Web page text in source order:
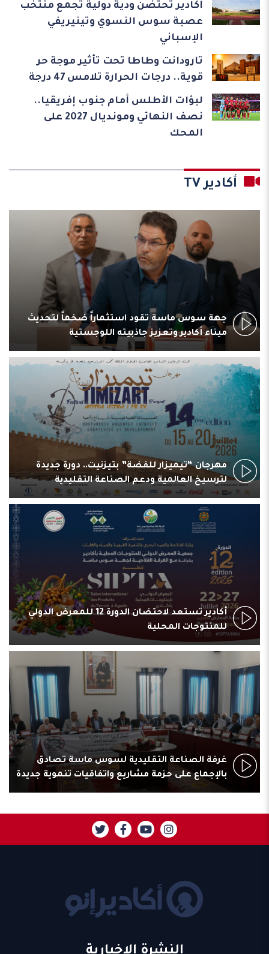
أكادير تحتضن ودية دولية تجمع منتخب
عصبة سوس النسوي وتينيريفي
الإسباني
تارودانت وطاطا تحت تأثير موجة حر
قوية.. درجات الحرارة تلامس 47 درجة
لبؤات الأطلس أمام جنوب إفريقيا..
نصف النهائي ومونديال 2027 على
المحك
أكادير TV
جهة سوس ماسة تقود استثماراً ضخماً لتحديث
ميناء أكادير وتعزيز جاذبيته اللوجستية
مهرجان “تيميزار للفضة” بتيزنيت.. دورة جديدة
لترسيخ العالمية ودعم الصناعة التقليدية
أكادير تستعد لاحتضان الدورة 12 للمعرض الدولي
للمنتوجات المحلية
غرفة الصناعة التقليدية لسوس ماسة تصادق
بالإجماع على حزمة مشاريع واتفاقيات تنموية جديدة